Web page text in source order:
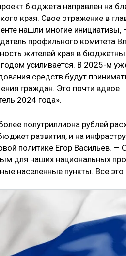
бюджета направлен на
края. Свое отражение в
нашли многие инициативы,
профильного комитета
жителей края в
усиливается. В 2025-м
средств будут
граждан. Это почти вдвое
2024 года».
полутриллиона рублей
развития, и на
политике Егор Васильев.
для наших национальных
населенные пункты. Все